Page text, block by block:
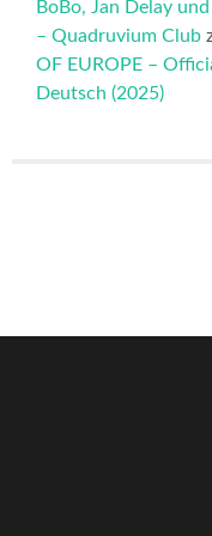
BoBo, Jan Delay
– Quadruvium Club
OF EUROPE –
Deutsch (2025)